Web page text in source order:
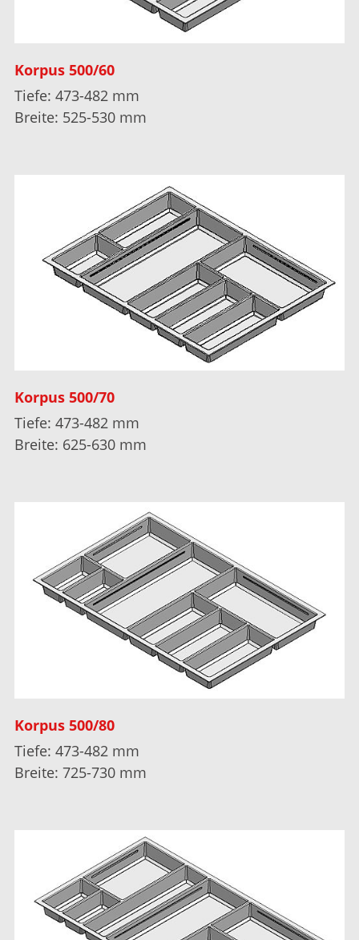
Korpus 500/60
Tiefe: 473-482 mm
Breite: 525-530 mm
Korpus 500/70
Tiefe: 473-482 mm
Breite: 625-630 mm
Korpus 500/80
Tiefe: 473-482 mm
Breite: 725-730 mm